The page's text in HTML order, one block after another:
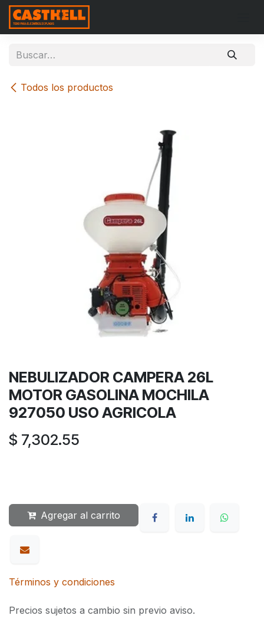
Ir al contenido
Todos los productos
NEBULIZADOR CAMPERA 26L
MOTOR GASOLINA MOCHILA
927050 USO AGRICOLA
$ 7,302.55
Agregar al carrito
Términos y condiciones
Precios sujetos a cambio sin previo aviso.